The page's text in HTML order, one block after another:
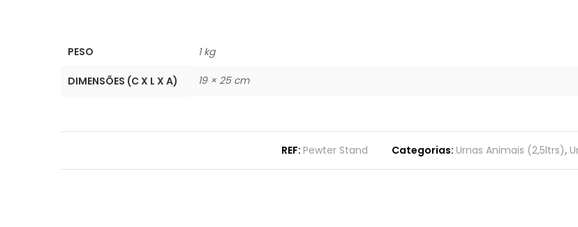
PESO 1 kg
DIMENSÕES (C X L X A) 19 × 25 cm
REF: Pewter Stand Categorias: Urnas Animais (2,5ltrs),